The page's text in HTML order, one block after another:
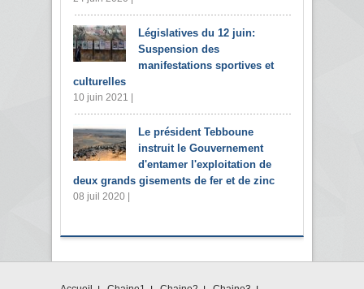
Législatives du 12 juin:
Suspension des
manifestations sportives et
culturelles
10 juin 2021 |
Le président Tebboune
instruit le Gouvernement
d'entamer l'exploitation de
deux grands gisements de fer et de zinc
08 juil 2020 |